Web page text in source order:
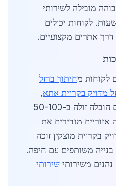
מובילה לשירותי
מהירה תוך 48 שעות. לקוחות יכולים
דרך אתרים מקצועיים.
לקוחות מחיתוך ברזל
מדויק בקריית אתא,
נהריה ואום אל-פחם, עם הובלה זולה ב-50-100
אזוריים מגבירים את
בקריית מוצקין זוכה
בנייה משותפים עם חיפה.
משירותי שירותי